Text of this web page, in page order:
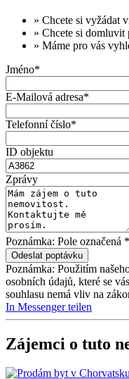
» Chcete si vyžádat
» Chcete si domluvit
» Máme pro vás
Jméno*
E-Mailová adresa*
Telefonní číslo*
ID objektu
Zprávy
Poznámka: Pole označená
Poznámka: Použitím
osobních údajů, které se
souhlasu nemá vliv na
In Messenger teilen
Zájemci o tuto